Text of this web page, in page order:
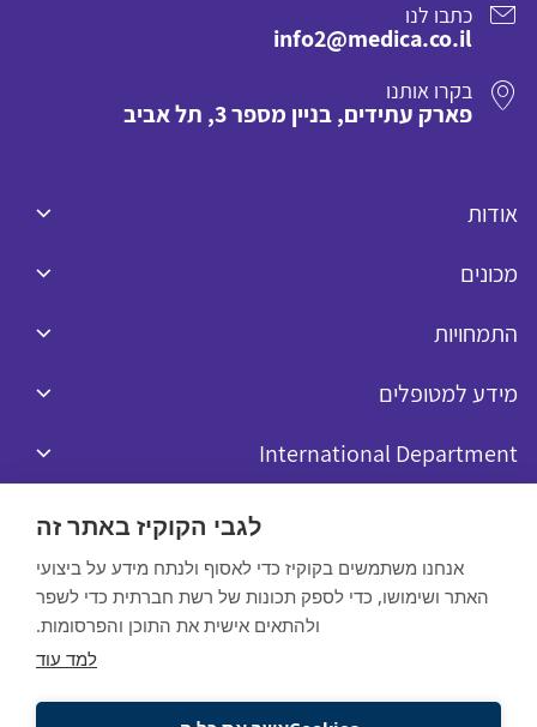
לגבי הקוקיז באתר זה
אנחנו משתמשים בקוקיז כדי לאסוף ולנתח מידע על ביצועי
האתר ושימושו, כדי לספק תכונות של רשת חברתית כדי לשפר
ולהתאים אישית את התוכן והפרסומות.
למד עוד
כתבו לנו
info2@medica.co.il
בקרו אותנו
פארק עתידים, בניין מספר 3, תל אביב
אודות
מכונים
התמחויות
מידע למטופלים
International Department
כל הזכויות שמורות לרפאל © 2020